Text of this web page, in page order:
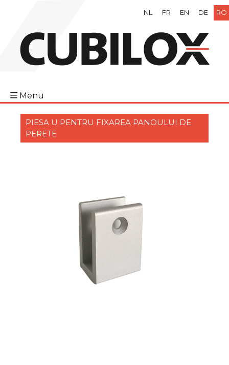
NL FR EN DE RO
Menu
PIESA U PENTRU FIXAREA PANOULUI DE
PERETE